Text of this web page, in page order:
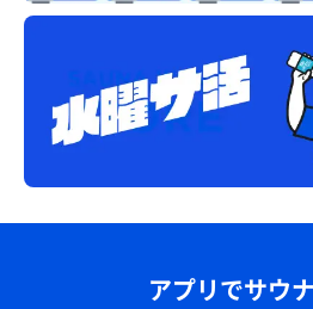
アプリでサウ